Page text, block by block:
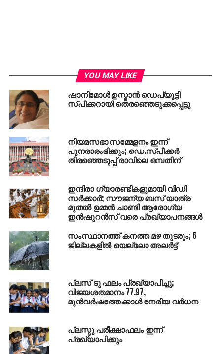
YOU MAY LIKE
ഷാനിമോള്‍ ഉസ്മാന്‍ ഡെപ്യൂട്ടി
സ്പീക്കറായി തെരഞ്ഞെടുക്കപ്പെട്ടു
നിയമസഭാ സമ്മേളനം ഇന്ന്
പുനരാരംഭിക്കും; ഡെ.സ്പീക്കര്‍
തിരഞ്ഞെടുപ്പ് രാവിലെ ഒമ്പതിന്
ഇന്ദിരാ ഗ്യാരണ്ടികളുമായി വിഡി
സര്‍ക്കാര്‍; സൗജന്യ ബസ് യാത്ര
മുതല്‍ ഉമ്മന്‍ ചാണ്ടി ആരോഗ്യ
ഇന്‍ഷുറന്‍സ് വരെ പ്രഖ്യാപനങ്ങള്‍
സംസ്ഥാനത്ത് കനത്ത മഴ തുടരും; 6
ജില്ലകളില്‍ യെല്ലോ അലര്‍ട്ട്
പ്ലസ് ടു ഫലം പ്രഖ്യാപിച്ചു;
വിജയശതമാനം 77.97,
മുൻവർഷത്തേക്കാൾ നേരിയ വർധന
പ്ലസ്ടു പരീക്ഷാഫലം ഇന്ന്
പ്രഖ്യാപിക്കും